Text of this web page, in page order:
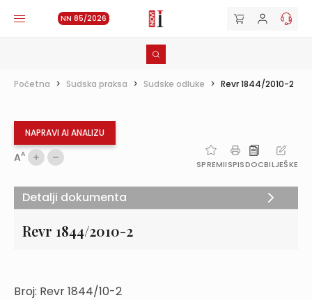
NN 85/2026
Početna > Sudska praksa > Sudske odluke > Revr 1844/2010-2
NAPRAVI AI ANALIZU
AA
SPREMIISPISDOCBILJEŠKE
Revr 1844/2010-2
Broj: Revr 1844/10-2
Detalji dokumenta